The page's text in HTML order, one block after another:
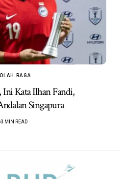
OLAH RAGA
Ini Kata Ilhan Fandi,
Singapura
3 MIN READ